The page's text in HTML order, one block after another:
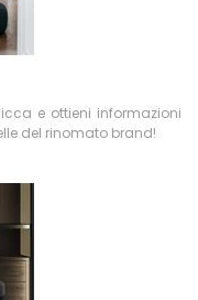
e ottieni informazioni
del rinomato brand!